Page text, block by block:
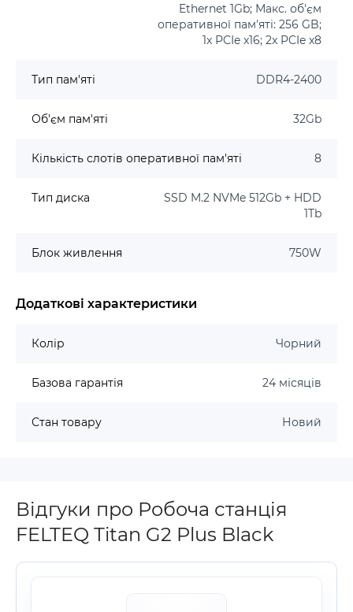
Ethernet 1Gb; Макс. об'єм
оперативної пам'яті: 256 GB;
1x PCIe x16; 2x PCIe x8
Тип пам'яті DDR4-2400
Об'єм пам'яті 32Gb
Кількість слотів оперативної пам'яті 8
Тип диска
SSD M.2 NVMe 512Gb + HDD
1Tb
Блок живлення 750W
Додаткові характеристики
Колір Чорний
Базова гарантія 24 місяців
Стан товару Новий
Відгуки про Робоча станція
FELTEQ Titan G2 Plus Black